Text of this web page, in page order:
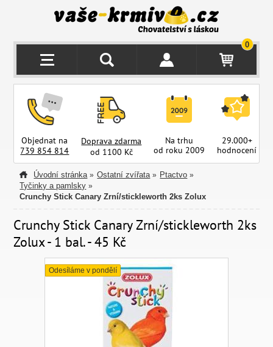
0
Objednat na
739 854 814
Doprava zdarma
od 1100 Kč
Na trhu
od roku 2009
29.000+
hodnocení
Úvodní stránka » Ostatní zvířata » Ptactvo »
Tyčinky a pamlsky »
Crunchy Stick Canary Zrní/stickleworth 2ks Zolux
Crunchy Stick Canary Zrní/stickleworth 2ks
Zolux - 1 bal. - 45 Kč
Odesíláme v pondělí